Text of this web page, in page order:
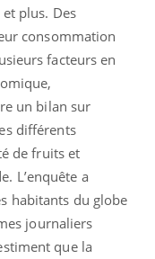
plus. Des
consommation
facteurs en
un bilan sur
différents
de fruits et
L’enquête a
habitants du globe
journaliers
que la